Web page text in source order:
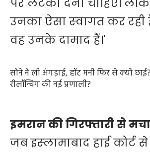
पर लटका देना चाहिए।
उनका ऐसा स्‍वागत कर
वह उनके दामाद हैं।'
सोने ने ली अंगड़ाई, हॉट मनी फिर से क्यों
रीलॉन्चिंग की नई प्रणाली?
इमरान की गिरफ्तारी से
जब इस्‍लामाबाद हाई कोर्ट